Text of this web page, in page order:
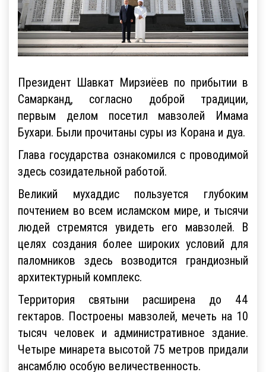
Президент Шавкат Мирзиёев по прибытии в
Самарканд, согласно доброй традиции,
первым делом посетил мавзолей Имама
Бухари. Были прочитаны суры из Корана и дуа.
Глава государства ознакомился с проводимой
здесь созидательной работой.
Великий мухаддис пользуется глубоким
почтением во всем исламском мире, и тысячи
людей стремятся увидеть его мавзолей. В
целях создания более широких условий для
паломников здесь возводится грандиозный
архитектурный комплекс.
Территория святыни расширена до 44
гектаров. Построены мавзолей, мечеть на 10
тысяч человек и административное здание.
Четыре минарета высотой 75 метров придали
ансамблю особую величественность.